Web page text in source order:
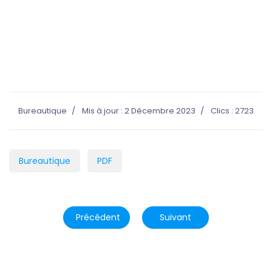
Bureautique Mis à jour : 2 Décembre 2023 Clics : 2723
Bureautique PDF
Article précédent : Logiciels de
Précédent Article suivant : Logiciels
Suivant